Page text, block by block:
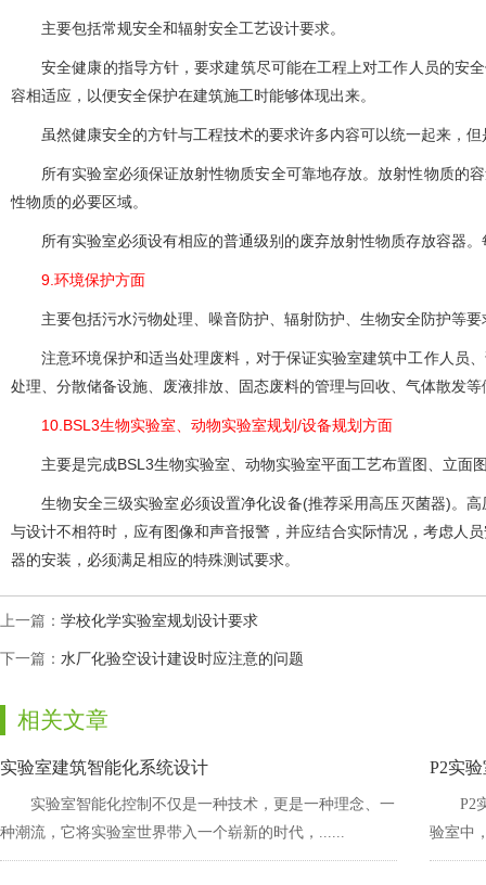
主要包括常规安全和辐射安全工艺设计要求。
安全健康的指导方针，要求建筑尽可能在工程上对工作人员的安全
容相适应，以便安全保护在建筑施工时能够体现出来。
虽然健康安全的方针与工程技术的要求许多内容可以统一起来，但是
所有实验室必须保证放射性物质安全可靠地存放。放射性物质的容量和
性物质的必要区域。
所有实验室必须设有相应的普通级别的废弃放射性物质存放容器。
9.环境保护方面
主要包括污水污物处理、噪音防护、辐射防护、生物安全防护等要求
注意环境保护和适当处理废料，对于保证实验室建筑中工作人员、访
处理、分散储备设施、废液排放、固态废料的管理与回收、气体散发等
10.BSL3生物实验室、动物实验室规划/设备规划方面
主要是完成BSL3生物实验室、动物实验室平面工艺布置图、立面图
生物安全三级实验室必须设置净化设备(推荐采用高压灭菌器)。高
与设计不相符时，应有图像和声音报警，并应结合实际情况，考虑
器的安装，必须满足相应的特殊测试要求。
上一篇： 学校化学实验室规划设计要求
下一篇： 水厂化验空设计建设时应注意的问题
相关文章
实验室建筑智能化系统设计
实验室智能化控制不仅是一种技术，更是一种理念、一
种潮流，它将实验室世界带入一个崭新的时代，......
P2实
P2
验室中